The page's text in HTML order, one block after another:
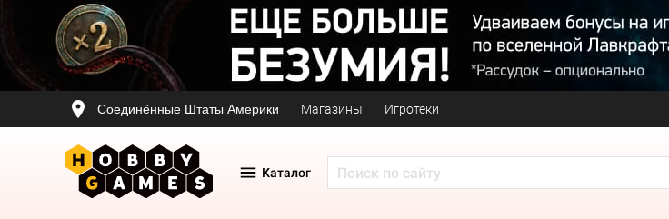
Соединённые Штаты Америки Магазины Игротеки
Каталог